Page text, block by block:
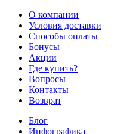
О компании
Условия доставки
Способы оплаты
Бонусы
Акции
Где купить?
Вопросы
Контакты
Возврат
Блог
Инфографика